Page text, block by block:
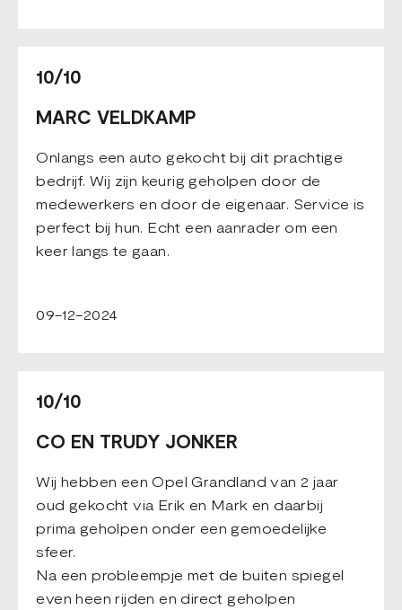
10/10
MARC VELDKAMP
Onlangs een auto gekocht bij dit prachtige
bedrijf. Wij zijn keurig geholpen door de
medewerkers en door de eigenaar. Service is
perfect bij hun. Echt een aanrader om een
keer langs te gaan.
09-12-2024
10/10
CO EN TRUDY JONKER
Wij hebben een Opel Grandland van 2 jaar
oud gekocht via Erik en Mark en daarbij
prima geholpen onder een gemoedelijke
sfeer.
Na een probleempje met de buiten spiegel
even heen rijden en direct geholpen